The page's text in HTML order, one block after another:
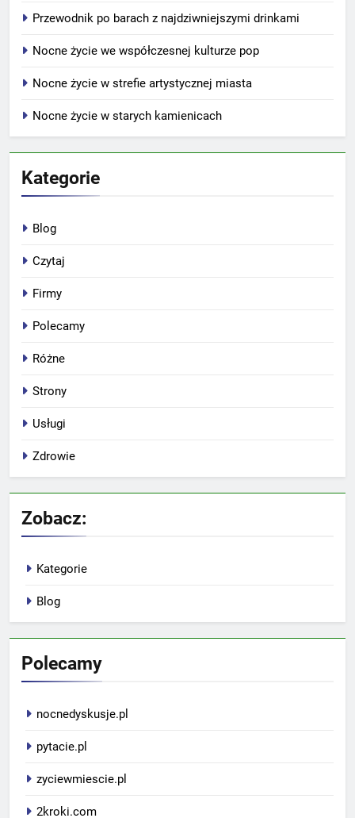
Przewodnik po barach z najdziwniejszymi drinkami
Nocne życie we współczesnej kulturze pop
Nocne życie w strefie artystycznej miasta
Nocne życie w starych kamienicach
Kategorie
Blog
Czytaj
Firmy
Polecamy
Różne
Strony
Usługi
Zdrowie
Zobacz:
Kategorie
Blog
Polecamy
nocnedyskusje.pl
pytacie.pl
zyciewmiescie.pl
2kroki.com